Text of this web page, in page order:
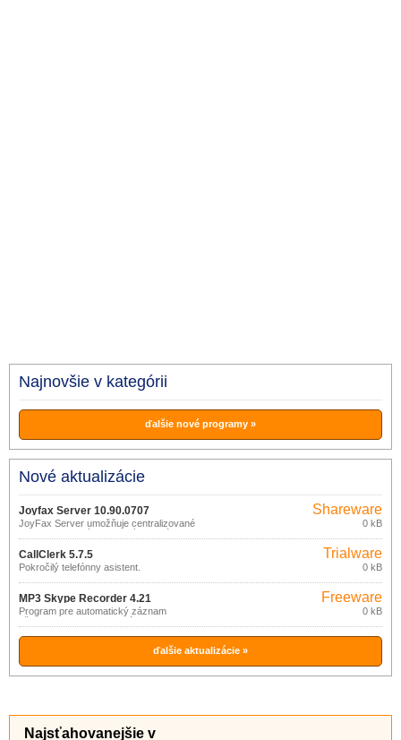
Najnovšie v kategórii
ďalšie nové programy »
Nové aktualizácie
Joyfax Server 10.90.0707
JoyFax Server umožňuje centralizované
odosielanie a príjem faxových správ v
sieti.
Shareware
0 kB
CallClerk 5.7.5
Pokročilý telefónny asistent.
Trialware
0 kB
MP3 Skype Recorder 4.21
Program pre automatický záznam
všetkej hlasovej komunikácie
realizovanej prostredníctvom Skype.
Freeware
0 kB
ďalšie aktualizácie »
Najsťahovanejšie v